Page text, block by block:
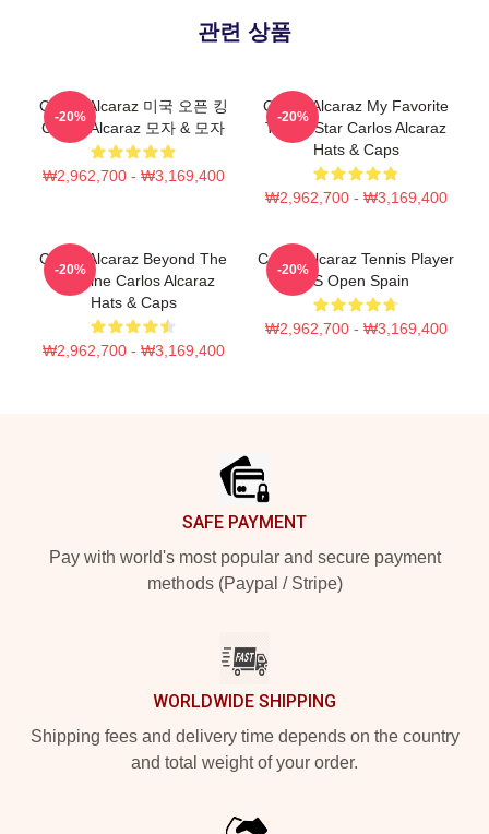
관련 상품
Carlos Alcaraz 미국 오픈 킹
Carlos Alcaraz 모자 & 모자
₩2,962,700 - ₩3,169,400
-20%
Carlos Alcaraz My Favorite
Tennis Star Carlos Alcaraz
Hats & Caps
₩2,962,700 - ₩3,169,400
-20%
Carlos Alcaraz Beyond The
Baseline Carlos Alcaraz
Hats & Caps
₩2,962,700 - ₩3,169,400
-20%
Carlos Alcaraz Tennis Player
US Open Spain
₩2,962,700 - ₩3,169,400
-20%
SAFE PAYMENT
Pay with world's most popular and secure payment
methods (Paypal / Stripe)
WORLDWIDE SHIPPING
Shipping fees and delivery time depends on the country
and total weight of your order.